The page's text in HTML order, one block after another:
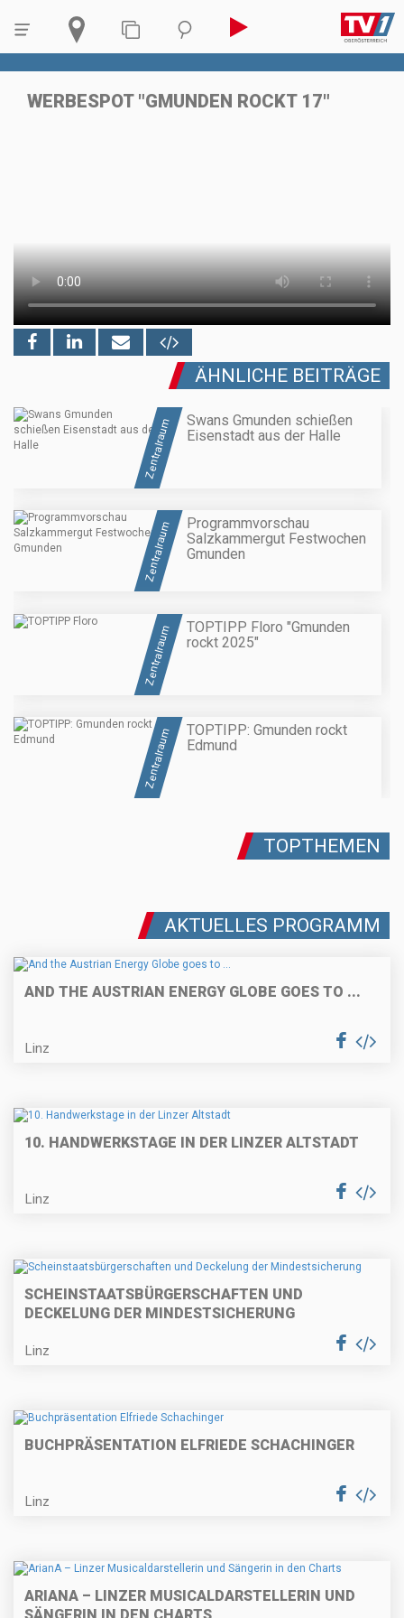
WERBESPOT "GMUNDEN ROCKT 17"
ÄHNLICHE BEITRÄGE
Zentralraum
Swans Gmunden schießen
Eisenstadt aus der Halle
Zentralraum
Programmvorschau
Salzkammergut Festwochen
Gmunden
Zentralraum
TOPTIPP Floro "Gmunden
rockt 2025"
Zentralraum
TOPTIPP: Gmunden rockt
Edmund
TOPTHEMEN
AKTUELLES PROGRAMM
AND THE AUSTRIAN ENERGY GLOBE GOES TO ...
Linz
10. HANDWERKSTAGE IN DER LINZER ALTSTADT
Linz
SCHEINSTAATSBÜRGERSCHAFTEN UND
DECKELUNG DER MINDESTSICHERUNG
Linz
BUCHPRÄSENTATION ELFRIEDE SCHACHINGER
Linz
ARIANA – LINZER MUSICALDARSTELLERIN UND